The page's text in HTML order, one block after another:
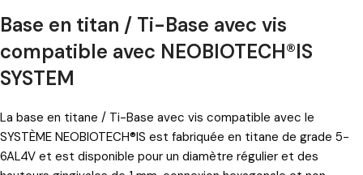
Base en titan / Ti-Base avec vis
compatible avec NEOBIOTECH®IS
SYSTEM
La base en titane / Ti-Base avec vis compatible avec le
SYSTÈME NEOBIOTECH®IS est fabriquée en titane de grade 5-
6AL4V et est disponible pour un diamètre régulier et des